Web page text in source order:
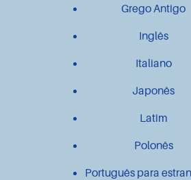
Grego Antigo
Inglês
Italiano
Japonês
Latim
Polonês
Português para